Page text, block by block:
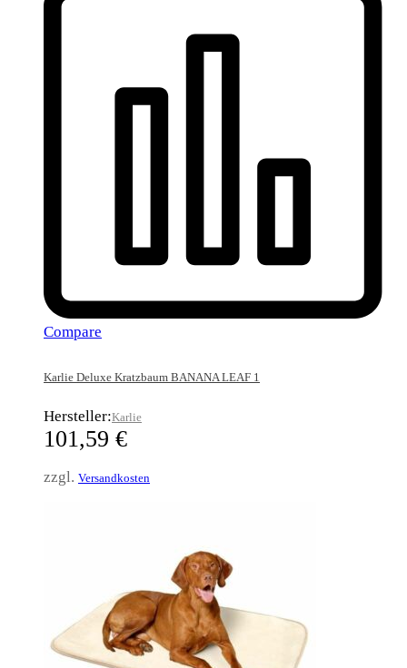
Compare
Karlie Deluxe Kratzbaum BANANA LEAF 1
Hersteller:Karlie
101,59 €
zzgl. Versandkosten